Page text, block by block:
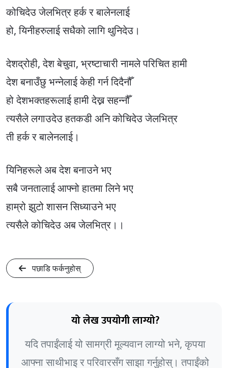
कोचिदेउ जेलभित्र हर्क र बालेनलाई
हो, यिनीहरुलाई सधैको लागि थुनिदेउ।
देशद्रोही, देश बेचुवा, भ्रष्टाचारी नामले परिचित हामी
देश बनाउँछु भन्नेलाई केही गर्न दिदैनौँ
हो देशभक्तहरूलाई हामी देख्न सहन्नौँ
त्यसैले लगाउदेउ हतकडी अनि कोचिदेउ जेलभित्र
ती हर्क र बालेनलाई।
यिनिहरूले अब देश बनाउने भए
सबै जनतालाई आफ्नो हातमा लिने भए
हाम्रो झुटो शासन सिध्याउने भए
त्यसैले कोचिदेउ अब जेलभित्र।।
पछाडि फर्कनुहोस्
यो लेख उपयोगी लाग्यो?
यदि तपाईंलाई यो सामग्री मूल्यवान लाग्यो भने, कृपया
आफ्ना साथीभाइ र परिवारसँग साझा गर्नुहोस्। तपाईंको